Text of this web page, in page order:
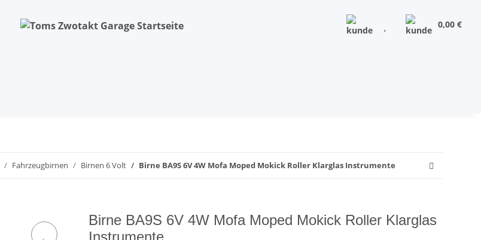
0,00 €
Fahrzeugbirnen Birnen 6 Volt Birne BA9S 6V 4W Mofa Moped Mokick Roller Klarglas Instrumente
Birne BA9S 6V 4W Mofa Moped Mokick Roller Klarglas